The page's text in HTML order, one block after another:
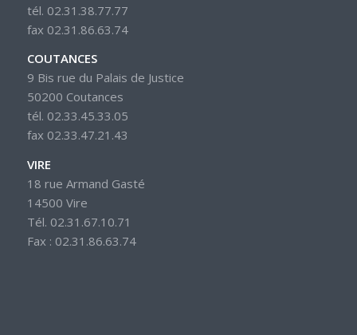
tél. 02.31.38.77.77
fax 02.31.86.63.74
COUTANCES
9 Bis rue du Palais de Justice
50200 Coutances
tél. 02.33.45.33.05
fax 02.33.47.21.43
VIRE
18 rue Armand Gasté
14500 Vire
Tél. 02.31.67.10.71
Fax : 02.31.86.63.74